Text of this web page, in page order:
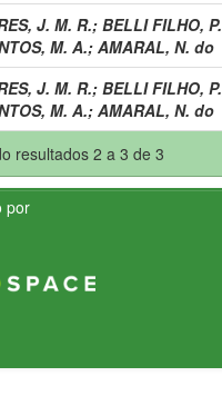
J. M. R.; BELLI FILHO, P.
M. A.; AMARAL, N. do
J. M. R.; BELLI FILHO, P.
M. A.; AMARAL, N. do
resultados 2 a 3 de 3
por